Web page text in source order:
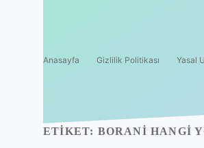
Anasayfa Gizlilik Politikası Yasal
ETIKET: BORANI HANGI